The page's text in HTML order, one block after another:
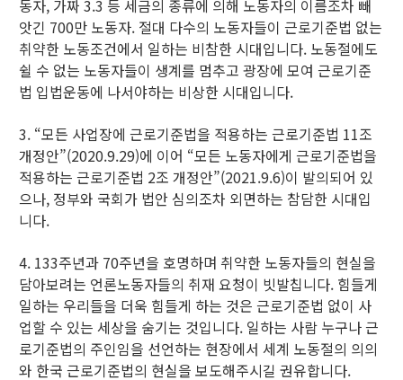
동자, 가짜 3.3 등 세금의 종류에 의해 노동자의 이름조차 빼
앗긴 700만 노동자. 절대 다수의 노동자들이 근로기준법 없는
취약한 노동조건에서 일하는 비참한 시대입니다. 노동절에도
쉴 수 없는 노동자들이 생계를 멈추고 광장에 모여 근로기준
법 입법운동에 나서야하는 비상한 시대입니다.
3. “모든 사업장에 근로기준법을 적용하는 근로기준법 11조
개정안”(2020.9.29)에 이어 “모든 노동자에게 근로기준법을
적용하는 근로기준법 2조 개정안”(2021.9.6)이 발의되어 있
으나, 정부와 국회가 법안 심의조차 외면하는 참담한 시대입
니다.
4. 133주년과 70주년을 호명하며 취약한 노동자들의 현실을
담아보려는 언론노동자들의 취재 요청이 빗발칩니다. 힘들게
일하는 우리들을 더욱 힘들게 하는 것은 근로기준법 없이 사
업할 수 있는 세상을 숨기는 것입니다. 일하는 사람 누구나 근
로기준법의 주인임을 선언하는 현장에서 세계 노동절의 의의
와 한국 근로기준법의 현실을 보도해주시길 권유합니다.